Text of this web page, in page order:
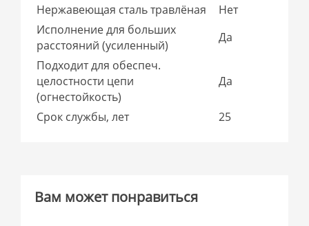
Нержавеющая сталь травлёная
Нет
Исполнение для больших
расстояний (усиленный)
Да
Подходит для обеспеч.
целостности цепи
(огнестойкость)
Да
Срок службы, лет 25
Вам может понравиться